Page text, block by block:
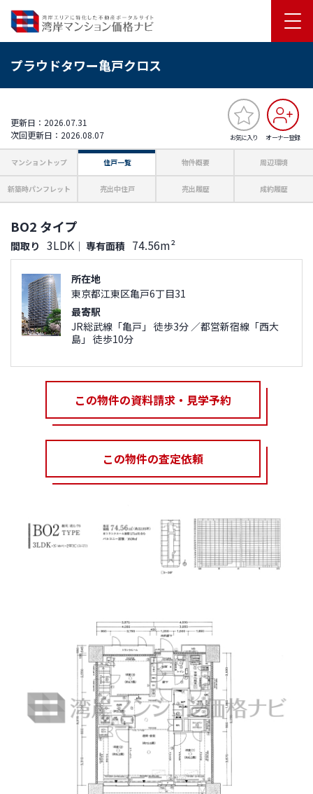
プラウドタワー亀戸クロス
お気に入り オーナー登録
更新日：2026.07.31
次回更新日：2026.08.07
マンショントップ 住戸一覧 物件概要 周辺環境
新築時パンフレット 売出中住戸 売出履歴 成約履歴
BO2 タイプ
間取り 3LDK ｜ 専有面積 74.56m²
所在地
東京都江東区亀戸6丁目31
最寄駅
JR総武線「亀戸」 徒歩3分 ／都営新宿線「西大
島」 徒歩10分
この物件の資料請求・見学予約
この物件の査定依頼